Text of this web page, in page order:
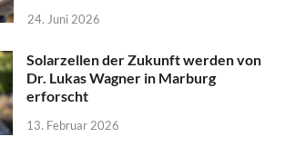
24. Juni 2026
Solarzellen der Zukunft werden von
Dr. Lukas Wagner in Marburg
erforscht
13. Februar 2026